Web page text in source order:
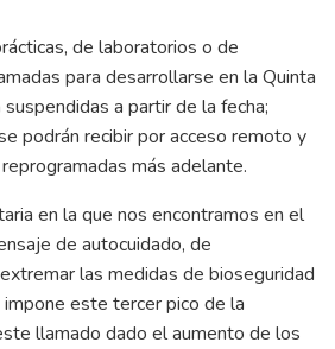
de laboratorios o de
para desarrollarse en la Quinta
a partir de la fecha;
podrán recibir por acceso remoto y
más adelante.
en la que nos encontramos en el
de autocuidado, de
las medidas de bioseguridad
este tercer pico de la
llamado dado el aumento de los